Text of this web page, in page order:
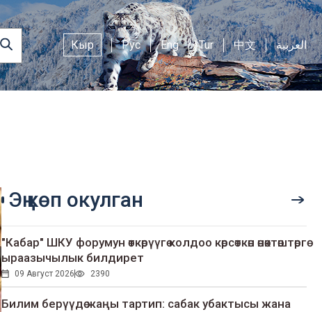
Кыр Рус Eng Tur 中文 العربية
Эң көп окулган
"Кабар" ШКУ форумун өткөрүүгө колдоо көрсөткөн өнөктөштөргө
ыраазычылык билдирет
09 Август 2026 2390
Билим берүүдө жаңы тартип: сабак убактысы жана